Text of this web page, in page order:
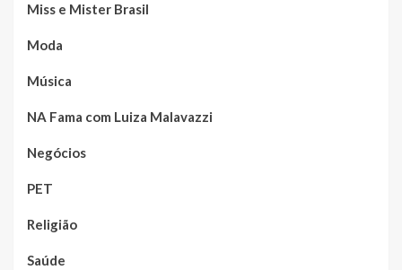
Miss e Mister Brasil
Moda
Música
NA Fama com Luiza Malavazzi
Negócios
PET
Religião
Saúde